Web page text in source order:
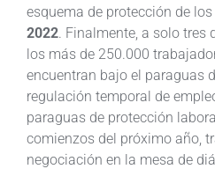
esquema de protección de los
2022. Finalmente, a solo tres
los más de 250.000
encuentran bajo el paraguas
regulación temporal de
paraguas de protección
comienzos del próximo año,
negociación en la mesa de